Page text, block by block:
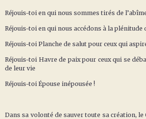
Réjouis-toi en qui nous sommes tirés de
Réjouis-toi en qui nous accédons à la plénitude
Réjouis-toi Planche de salut pour ceux qui
Réjouis-toi Havre de paix pour ceux qui se
de leur vie
Réjouis-toi Épouse inépousée !
Dans sa volonté de sauver toute sa création, le